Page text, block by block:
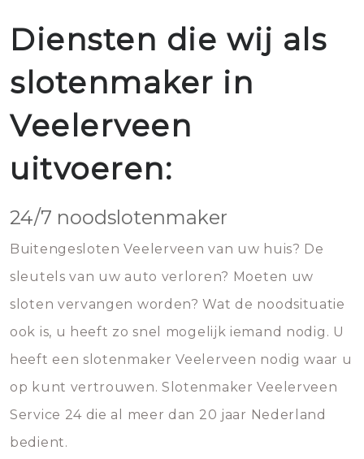
Diensten die wij als
slotenmaker in
Veelerveen
uitvoeren:
24/7 noodslotenmaker
Buitengesloten Veelerveen van uw huis? De
sleutels van uw auto verloren? Moeten uw
sloten vervangen worden? Wat de noodsituatie
ook is, u heeft zo snel mogelijk iemand nodig. U
heeft een slotenmaker Veelerveen nodig waar u
op kunt vertrouwen. Slotenmaker Veelerveen
Service 24 die al meer dan 20 jaar Nederland
bedient.